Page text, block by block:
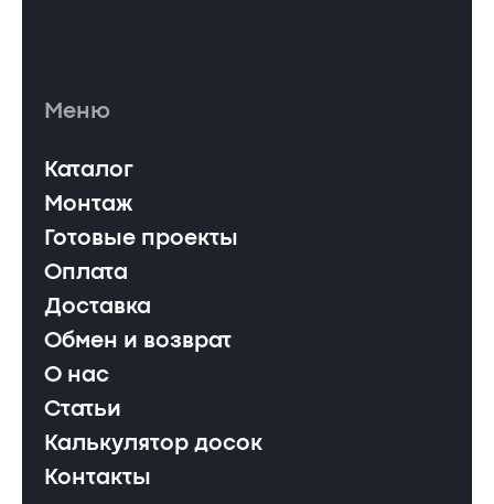
Меню
Каталог
Монтаж
Готовые проекты
Оплата
Доставка
Обмен и возврат
О нас
Статьи
Калькулятор досок
Контакты